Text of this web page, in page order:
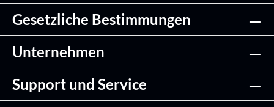
Gesetzliche Bestimmungen
Unternehmen
Support und Service